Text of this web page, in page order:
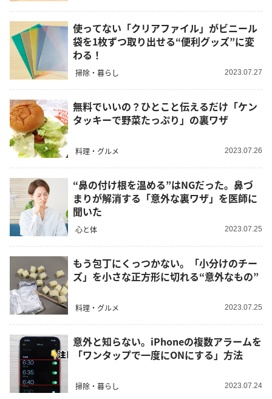
使ってない「クリアファイル」がビニール
袋を1枚ずつ取り出せる“便利グッズ”に変
わる！
掃除・暮らし 2023.07.27
無料でいいの？ひとこと伝えるだけ「ケン
タッキーで野菜たっぷり」の裏ワザ
料理・グルメ 2023.07.26
“鼻の付け根を温める”はNGだった。鼻づ
まりが解消する「意外な裏ワザ」を医師に
聞いた
心と体 2023.07.25
もう包丁にくっつかない。「小分けのチー
ズ」を小さな正方形に切れる“意外なもの”
料理・グルメ 2023.07.25
意外と知らない。iPhoneの複数アラームを
「ワンタップで一度にONにする」方法
掃除・暮らし 2023.07.24